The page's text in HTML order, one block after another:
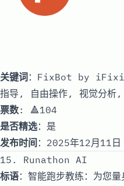
关键词 ：FixBot by
指导, 自由操作, 视觉分析
票数: 🔺104
是否精选：是
发布时间 ：2025年12月11
15. Runathon AI
标语：智能跑步教练：为您